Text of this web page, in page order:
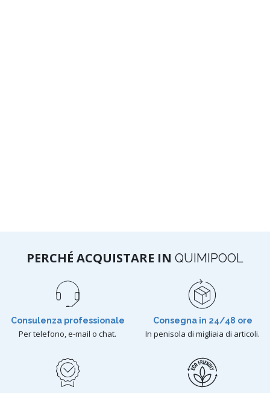
PERCHÉ ACQUISTARE IN QUIMIPOOL
Consulenza professionale
Per telefono, e-mail o chat.
Consegna in 24/48 ore
In penisola di migliaia di articoli.